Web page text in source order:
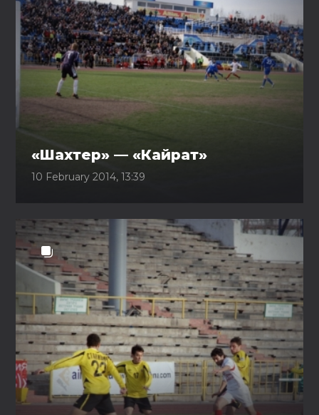
«Шахтер» — «Кайрат»
10 February 2014, 13:39